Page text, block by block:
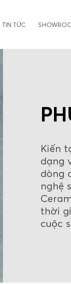
TIN TỨC
Kiến
dạng
dòng
nghệ
thời
cuộc